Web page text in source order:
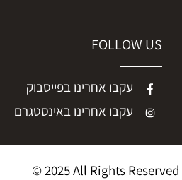
FOLLOW US
עקבו אחרינו בפייסבוק
עקבו אחרינו באינסטגרם
© 2025 All Rights Reserved